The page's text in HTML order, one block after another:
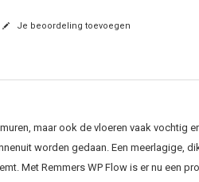
Je beoordeling toevoegen
maar ook de vloeren vaak vochtig
worden gedaan. Een meerlagige,
Met Remmers WP Flow is er nu een